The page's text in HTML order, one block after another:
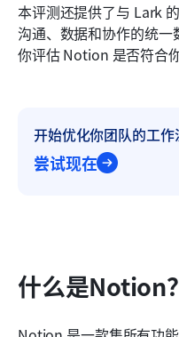
本评测还提供了与 Lark
沟通、数据和协作的统
你评估 Notion 是否符合
开始优化你团队的工作
尝试现在
什么是Notion？
相关阅读